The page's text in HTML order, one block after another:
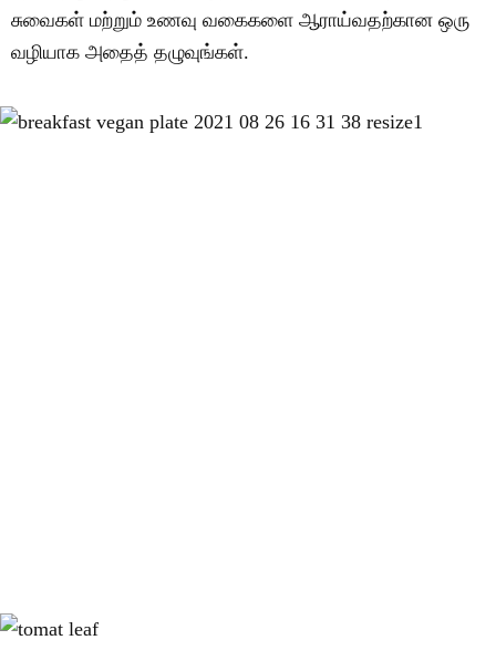
சுவைகள் மற்றும் உணவு வகைகளை ஆராய்வதற்கான ஒரு
வழியாக அதைத் தழுவுங்கள்.